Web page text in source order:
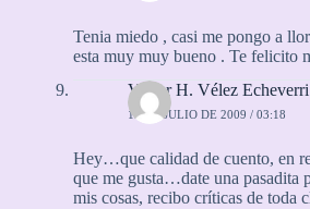
Tenia miedo , casi me pongo a
esta muy muy bueno . Te felicito
Víctor H. Vélez Echeverri
15 DE JULIO DE 2009 / 03:18
Hey…que calidad de cuento, en
que me gusta…date una pasadita
mis cosas, recibo críticas de toda